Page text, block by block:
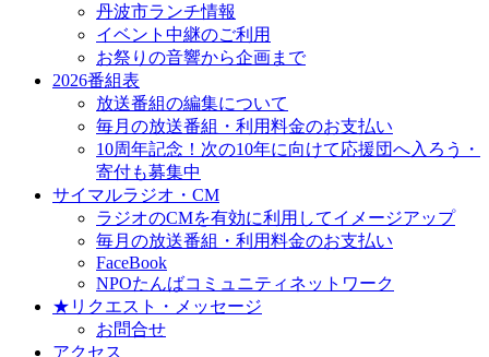
丹波市ランチ情報
イベント中継のご利用
お祭りの音響から企画まで
2026番組表
放送番組の編集について
毎月の放送番組・利用料金のお支払い
10周年記念！次の10年に向けて応援団へ入ろう・
寄付も募集中
サイマルラジオ・CM
ラジオのCMを有効に利用してイメージアップ
毎月の放送番組・利用料金のお支払い
FaceBook
NPOたんばコミュニティネットワーク
★リクエスト・メッセージ
お問合せ
アクセス